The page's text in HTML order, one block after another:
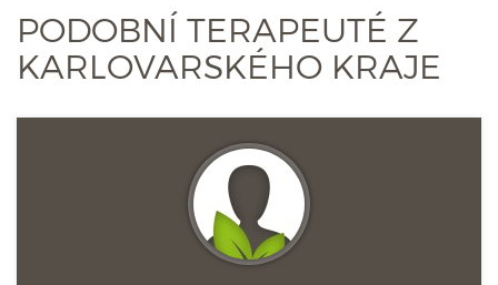
PODOBNÍ TERAPEUTÉ Z
KARLOVARSKÉHO KRAJE